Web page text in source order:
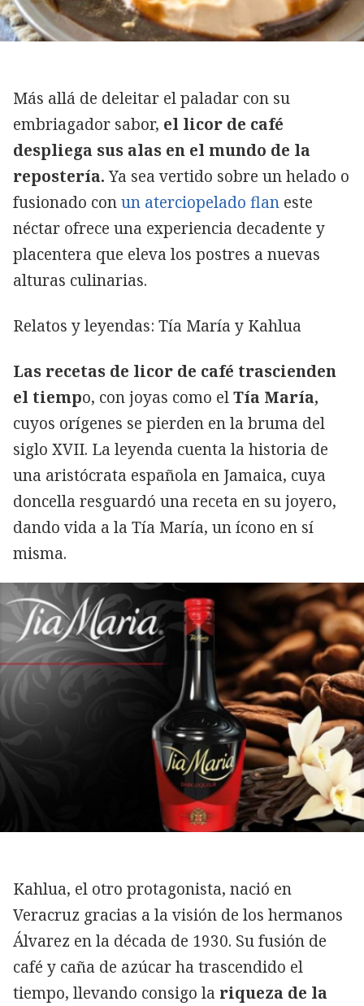
Más allá de deleitar el paladar con su
embriagador sabor, el licor de café
despliega sus alas en el mundo de la
repostería.Ya sea vertido sobre un helado o
fusionado conun aterciopelado flan este
néctar ofrece una experiencia decadente y
placentera que eleva los postres a nuevas
alturas culinarias.
Relatos y leyendas: Tía María y Kahlua
Las recetas de licor de café trascienden
el tiempo, con joyas como elTía María,
cuyos orígenes se pierden en la bruma del
siglo XVII. La leyenda cuenta la historia de
una aristócrata española en Jamaica, cuya
doncella resguardó una receta en su joyero,
dando vida a la Tía María, un ícono en sí
misma.
Kahlua, el otro protagonista, nació en
Veracruz gracias a la visión de los hermanos
Álvarez en la década de 1930. Su fusión de
café y caña de azúcar ha trascendido el
tiempo, llevando consigo la riqueza de la